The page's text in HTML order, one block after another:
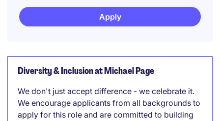
Apply
Diversity & Inclusion at Michael Page
We don't just accept difference - we celebrate it.
We encourage applicants from all backgrounds to
apply for this role and are committed to building